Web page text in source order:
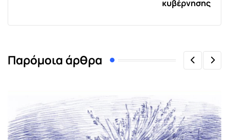
κυβέρνησης
Παρόμοια άρθρα